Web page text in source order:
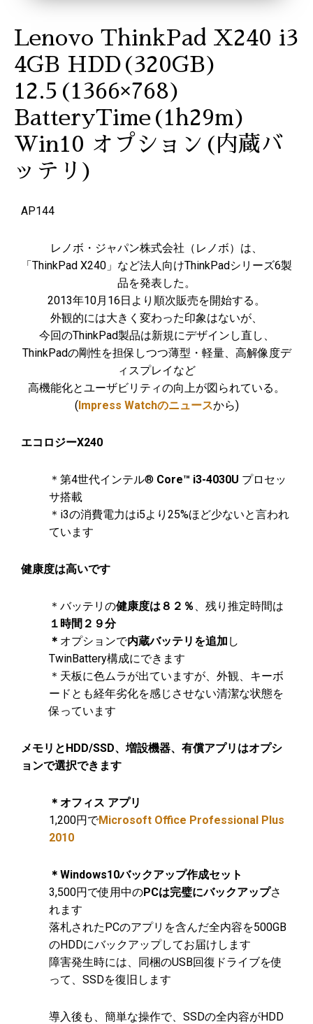
Lenovo ThinkPad X240 i3
4GB HDD(320GB)
12.5(1366×768)
BatteryTime(1h29m)
Win10 オプション(内蔵バ
ッテリ)
AP144
レノボ・ジャパン株式会社（レノボ）は、
「ThinkPad X240」など法人向けThinkPadシリーズ6製
品を発表した。
2013年10月16日より順次販売を開始する。
外観的には大きく変わった印象はないが、
今回のThinkPad製品は新規にデザインし直し、
ThinkPadの剛性を担保しつつ薄型・軽量、高解像度デ
ィスプレイなど
高機能化とユーザビリティの向上が図られている。
(Impress Watchのニュースから)
エコロジーX240
＊第4世代インテル® Core™ i3-4030U プロセッ
サ搭載
＊i3の消費電力はi5より25%ほど少ないと言われ
ています
健康度は高いです
＊バッテリの健康度は８２％ 、残り推定時間は
１時間２９分
＊ オプションで内蔵バッテリを追加 し
TwinBattery構成にできます
＊天板に色ムラが出ていますが、外観、キーボ
ードとも経年劣化を感じさせない清潔な状態を
保っています
メモリとHDD/SSD、増設機器、有償アプリはオプシ
ョンで選択できます
＊オフィス アプリ
1,200円でMicrosoft Office Professional Plus
2010
＊Windows10バックアップ作成セット
3,500円で使用中のPCは完璧にバックアップさ
れます
落札されたPCのアプリを含んだ全内容を500GB
のHDDにバックアップしてお届けします
障害発生時には、同梱のUSB回復ドライブを使
って、SSDを復旧します
導入後も、簡単な操作で、SSDの全内容がHDD